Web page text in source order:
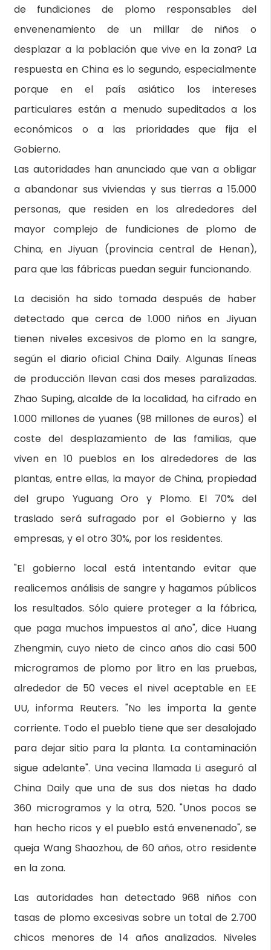
de fundiciones de plomo responsables del
envenenamiento de un millar de niños o
desplazar a la población que vive en la zona? La
respuesta en China es lo segundo, especialmente
porque en el país asiático los intereses
particulares están a menudo supeditados a los
económicos o a las prioridades que fija el
Gobierno.
Las autoridades han anunciado que van a obligar
a abandonar sus viviendas y sus tierras a 15.000
personas, que residen en los alrededores del
mayor complejo de fundiciones de plomo de
China, en Jiyuan (provincia central de Henan),
para que las fábricas puedan seguir funcionando.
La decisión ha sido tomada después de haber
detectado que cerca de 1.000 niños en Jiyuan
tienen niveles excesivos de plomo en la sangre,
según el diario oficial China Daily. Algunas líneas
de producción llevan casi dos meses paralizadas.
Zhao Suping, alcalde de la localidad, ha cifrado en
1.000 millones de yuanes (98 millones de euros) el
coste del desplazamiento de las familias, que
viven en 10 pueblos en los alrededores de las
plantas, entre ellas, la mayor de China, propiedad
del grupo Yuguang Oro y Plomo. El 70% del
traslado será sufragado por el Gobierno y las
empresas, y el otro 30%, por los residentes.
"El gobierno local está intentando evitar que
realicemos análisis de sangre y hagamos públicos
los resultados. Sólo quiere proteger a la fábrica,
que paga muchos impuestos al año", dice Huang
Zhengmin, cuyo nieto de cinco años dio casi 500
microgramos de plomo por litro en las pruebas,
alrededor de 50 veces el nivel aceptable en EE
UU, informa Reuters. "No les importa la gente
corriente. Todo el pueblo tiene que ser desalojado
para dejar sitio para la planta. La contaminación
sigue adelante". Una vecina llamada Li aseguró al
China Daily que una de sus dos nietas ha dado
360 microgramos y la otra, 520. "Unos pocos se
han hecho ricos y el pueblo está envenenado", se
queja Wang Shaozhou, de 60 años, otro residente
en la zona.
Las autoridades han detectado 968 niños con
tasas de plomo excesivas sobre un total de 2.700
chicos menores de 14 años analizados. Niveles